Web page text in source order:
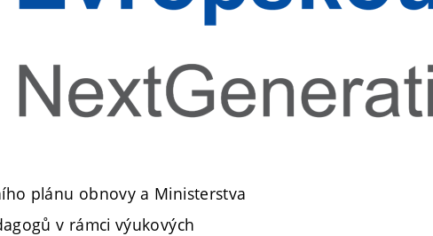
plánu obnovy a Ministerstva
v rámci výukových